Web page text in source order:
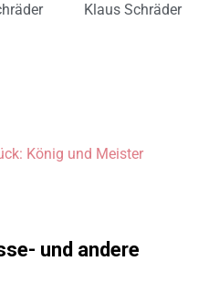
Klaus Schräder
König und Meister
und andere